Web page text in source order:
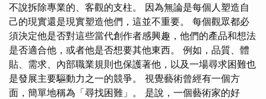
不說拆除專業的、客觀的支柱。 因為無論是每個人塑造自
己的現實還是現實塑造他們，這並不重要。 每個觀眾都必
須決定他是否對這些當代創作者感興趣，他們的產品和想法
是否適合他，或者他是否想要其他東西。 例如，品質、體
貼、需求、內部職業規則也保護著他，以及一場尋求困難也
是發展主要驅動力之一的競爭。 視覺藝術曾經有一個方
面，簡單地稱為「尋找困難」。 是說，一個藝術家的好